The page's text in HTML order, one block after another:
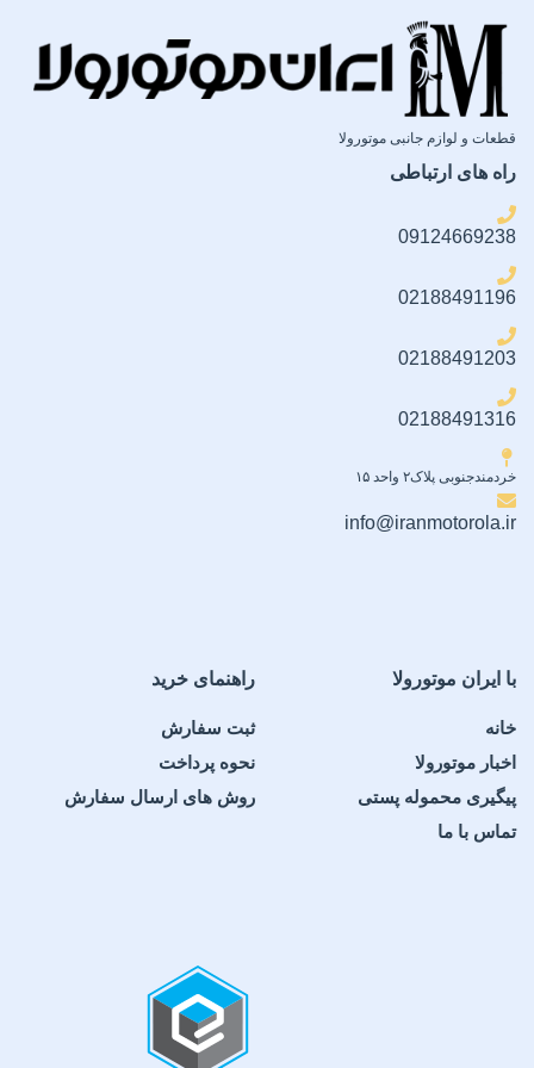
قطعات و لوازم جانبی موتورولا
راه های ارتباطی
09124669238
02188491196
02188491203
02188491316
خردمندجنوبی پلاک۲ واحد ۱۵
info@iranmotorola.ir
با ایران موتورولا
خانه
اخبار موتورولا
پیگیری محموله پستی
تماس با ما
راهنمای خرید
ثبت سفارش
نحوه پرداخت
روش های ارسال سفارش